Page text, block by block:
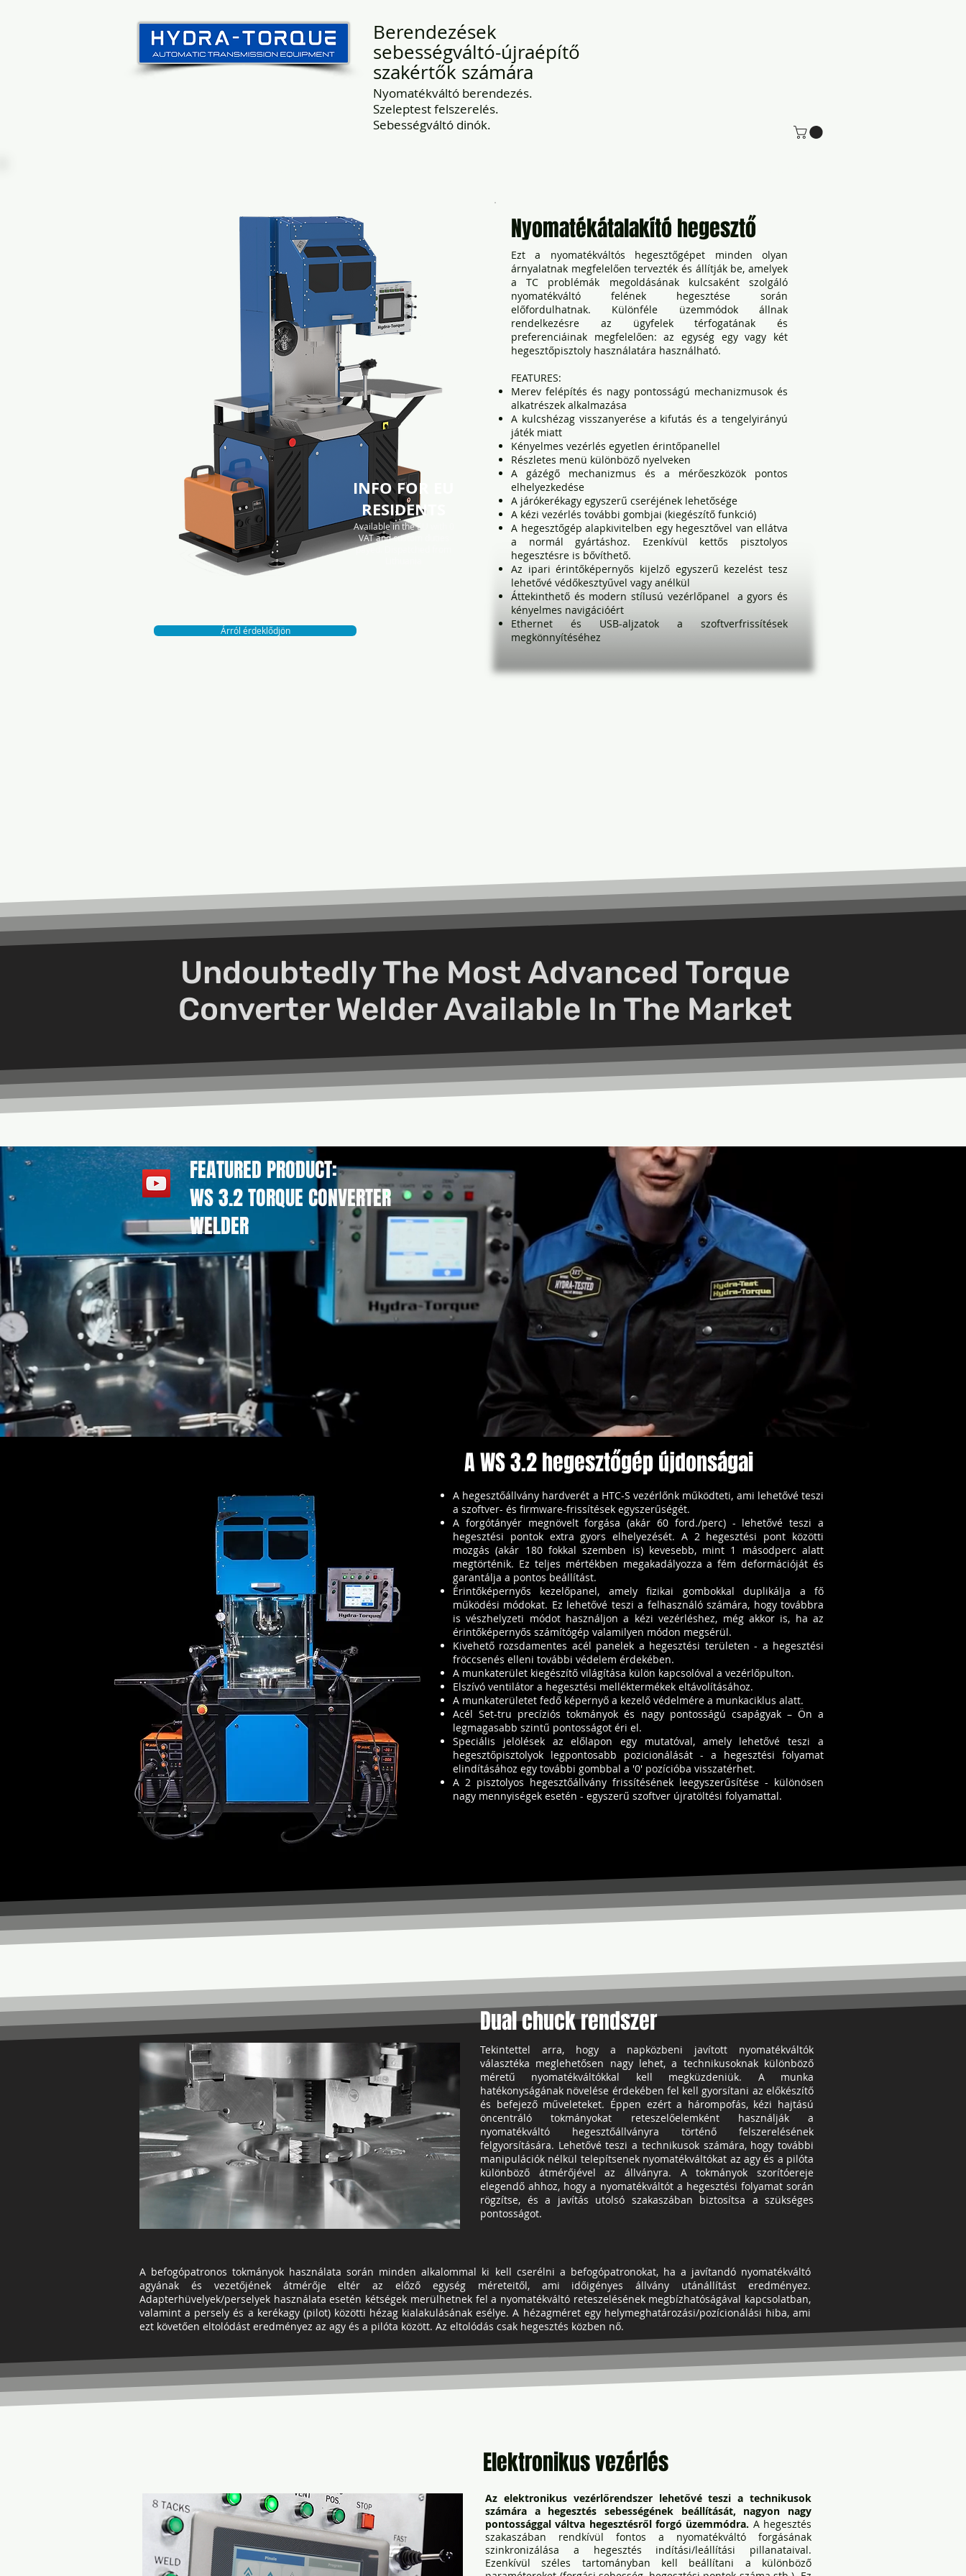
Berendezések
sebességváltó-újraépítő
szakértők számára
Nyomatékváltó berendezés.
Szeleptest felszerelés.
Sebességváltó dinók.
INFO FOR EU
RESIDENTS
Available in the EU with 0
VAT and custom duties
payed. Dispatched from
Árról érdeklődjön
Nyomatékátalakító hegesztő
Ezt a nyomatékváltós hegesztőgépet minden olyan
árnyalatnak megfelelően tervezték és állítják be, amelyek
a TC problémák megoldásának kulcsaként szolgáló
nyomatékváltó felének hegesztése során
előfordulhatnak. Különféle üzemmódok állnak
rendelkezésre az ügyfelek térfogatának és
preferenciáinak megfelelően: az egység egy vagy két
hegesztőpisztoly használatára használható.
​FEATURES:
Merev felépítés és nagy pontosságú mechanizmusok és
alkatrészek alkalmazása
A kulcshézag visszanyerése a kifutás és a tengelyirányú
játék miatt
Kényelmes vezérlés egyetlen érintőpanellel
Részletes menü különböző nyelveken
A gázégő mechanizmus és a mérőeszközök pontos
elhelyezkedése
A járókerékagy egyszerű cseréjének lehetősége
A kézi vezérlés további gombjai (kiegészítő funkció)
A hegesztőgép alapkivitelben egy hegesztővel van ellátva
a normál gyártáshoz. Ezenkívül kettős pisztolyos
hegesztésre is bővíthető.
Az ipari érintőképernyős kijelző egyszerű kezelést tesz
lehetővé védőkesztyűvel vagy anélkül
Áttekinthető és modern stílusú vezérlőpanel a gyors és
kényelmes navigációért
Ethernet és USB-aljzatok a szoftverfrissítések
megkönnyítéséhez
Undoubtedly The Most Advanced Torque
Converter Welder Available In The Market
FEATURED PRODUCT:
WS 3.2 TORQUE CONVERTER
WELDER
A WS 3.2 hegesztőgép újdonságai
A hegesztőállvány hardverét a HTC-S vezérlőnk működteti, ami lehetővé teszi
a szoftver- és firmware-frissítések egyszerűségét.
A forgótányér megnövelt forgása (akár 60 ford./perc) - lehetővé teszi a
hegesztési pontok extra gyors elhelyezését. A 2 hegesztési pont közötti
mozgás (akár 180 fokkal szemben is) kevesebb, mint 1 másodperc alatt
megtörténik. Ez teljes mértékben megakadályozza a fém deformációját és
garantálja a pontos beállítást.
Érintőképernyős kezelőpanel, amely fizikai gombokkal duplikálja a fő
működési módokat. Ez lehetővé teszi a felhasználó számára, hogy továbbra
is vészhelyzeti módot használjon a kézi vezérléshez, még akkor is, ha az
érintőképernyős számítógép valamilyen módon megsérül.
Kivehető rozsdamentes acél panelek a hegesztési területen - a hegesztési
fröccsenés elleni további védelem érdekében.
A munkaterület kiegészítő világítása külön kapcsolóval a vezérlőpulton.
Elszívó ventilátor a hegesztési melléktermékek eltávolításához.
A munkaterületet fedő képernyő a kezelő védelmére a munkaciklus alatt.
Acél Set-tru precíziós tokmányok és nagy pontosságú csapágyak – Ön a
legmagasabb szintű pontosságot éri el.
Speciális jelölések az előlapon egy mutatóval, amely lehetővé teszi a
hegesztőpisztolyok legpontosabb pozicionálását - a hegesztési folyamat
elindításához egy további gombbal a '0' pozícióba visszatérhet.
A 2 pisztolyos hegesztőállvány frissítésének leegyszerűsítése - különösen
nagy mennyiségek esetén - egyszerű szoftver újratöltési folyamattal.
Dual chuck rendszer
Tekintettel arra, hogy a napközbeni javított nyomatékváltók
választéka meglehetősen nagy lehet, a technikusoknak különböző
méretű nyomatékváltókkal kell megküzdeniük. A munka
hatékonyságának növelése érdekében fel kell gyorsítani az előkészítő
és befejező műveleteket. Éppen ezért a hárompofás, kézi hajtású
öncentráló tokmányokat reteszelőelemként használják a
nyomatékváltó hegesztőállványra történő felszerelésének
felgyorsítására. Lehetővé teszi a technikusok számára, hogy további
manipulációk nélkül telepítsenek nyomatékváltókat az agy és a pilóta
különböző átmérőjével az állványra. A tokmányok szorítóereje
elegendő ahhoz, hogy a nyomatékváltót a hegesztési folyamat során
rögzítse, és a javítás utolsó szakaszában biztosítsa a szükséges
pontosságot.
A befogópatronos tokmányok használata során minden alkalommal ki kell cserélni a befogópatronokat, ha a javítandó nyomatékváltó
agyának és vezetőjének átmérője eltér az előző egység méreteitől, ami időigényes állvány utánállítást eredményez.
Adapterhüvelyek/perselyek használata esetén kétségek merülhetnek fel a nyomatékváltó reteszelésének megbízhatóságával kapcsolatban,
valamint a persely és a kerékagy (pilot) közötti hézag kialakulásának esélye. A hézagméret egy helymeghatározási/pozícionálási hiba, ami
ezt követően eltolódást eredményez az agy és a pilóta között. Az eltolódás csak hegesztés közben nő.
Elektronikus vezérlés
Az elektronikus vezérlőrendszer lehetővé teszi a technikusok
számára a hegesztés sebességének beállítását, nagyon nagy
pontossággal váltva hegesztésről forgó üzemmódra. A hegesztés
szakaszában rendkívül fontos a nyomatékváltó forgásának
szinkronizálása a hegesztés indítási/leállítási pillanataival.
Ezenkívül széles tartományban kell beállítani a különböző